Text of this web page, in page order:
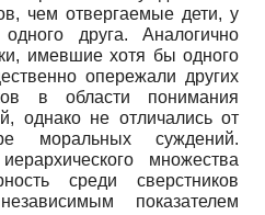
чем отвергаемые дети, у
друга. Аналогично
имевшие хотя бы одного
опережали других
в области понимания
однако не отличались от
моральных суждений.
множества
среди сверстников
показателем